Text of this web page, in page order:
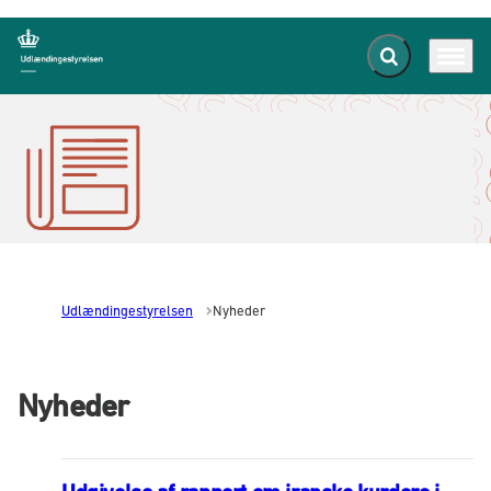
Gå til forsiden Fold søgefelt ud
Udlændingestyrelsen Nyheder
Nyheder